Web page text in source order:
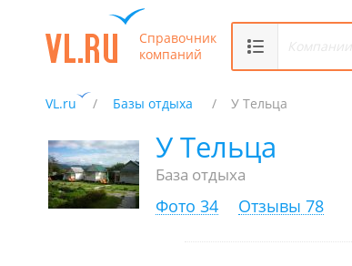
Справочник
компаний
VL.ru Базы отдыха У Тельца
У Тельца
База отдыха
Фото 34 Отзывы 78